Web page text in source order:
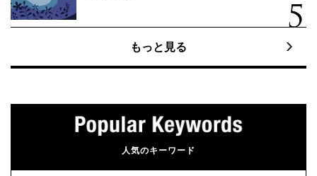
もっと見る
人気のキーワード